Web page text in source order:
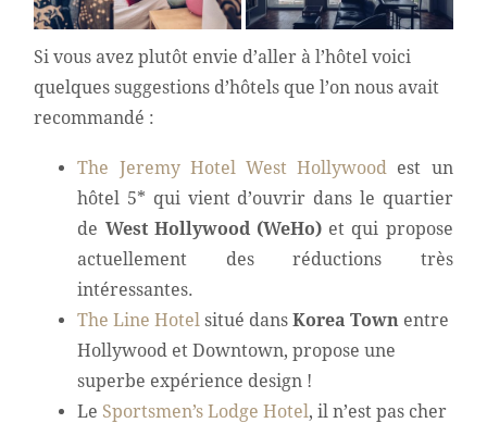
Si vous avez plutôt envie d’aller à l’hôtel voici
quelques suggestions d’hôtels que l’on nous avait
recommandé :
The Jeremy Hotel West Hollywood est un
hôtel 5* qui vient d’ouvrir dans le quartier
de West Hollywood (WeHo) et qui propose
actuellement des réductions très
intéressantes.
The Line Hotel situé dansKorea Town entre
Hollywood et Downtown, propose une
superbe expérience design !
Le Sportsmen’s Lodge Hotel, il n’est pas cher